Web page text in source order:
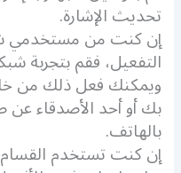
تحديث الإشارة.
إن كنت من مستخدمي
التفعيل، فقم بتجربة
ويمكنك فعل ذلك من
بك أو أحد الأصدقاء
بالهاتف.
إن كنت تستخدم